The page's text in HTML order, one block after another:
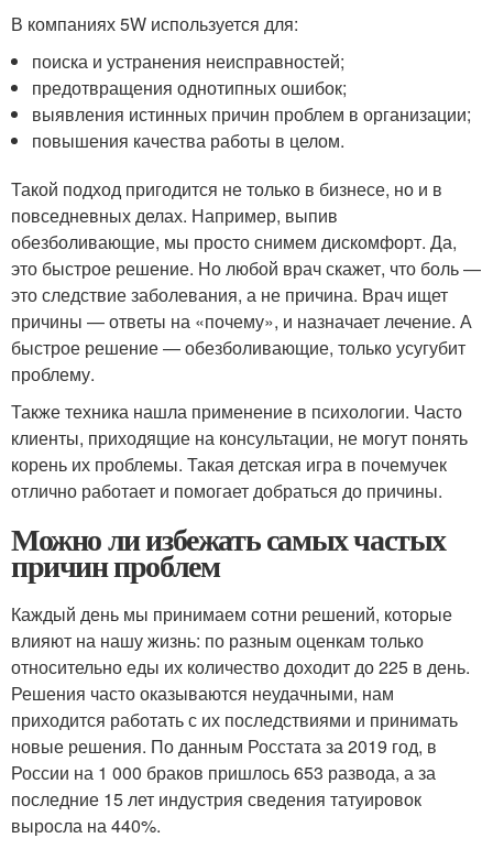
В компаниях 5W используется для:
поиска и устранения неисправностей;
предотвращения однотипных ошибок;
выявления истинных причин проблем в организации;
повышения качества работы в целом.
Такой подход пригодится не только в бизнесе, но и в
повседневных делах. Например, выпив
обезболивающие, мы просто снимем дискомфорт. Да,
это быстрое решение. Но любой врач скажет, что боль —
это следствие заболевания, а не причина. Врач ищет
причины — ответы на «почему», и назначает лечение. А
быстрое решение — обезболивающие, только усугубит
проблему.
Также техника нашла применение в психологии. Часто
клиенты, приходящие на консультации, не могут понять
корень их проблемы. Такая детская игра в почемучек
отлично работает и помогает добраться до причины.
Можно ли избежать самых частых
причин проблем
Каждый день мы принимаем сотни решений, которые
влияют на нашу жизнь: по разным оценкам только
относительно еды их количество доходит до 225 в день.
Решения часто оказываются неудачными, нам
приходится работать с их последствиями и принимать
новые решения. По данным Росстата за 2019 год, в
России на 1 000 браков пришлось 653 развода, а за
последние 15 лет индустрия сведения татуировок
выросла на 440%.